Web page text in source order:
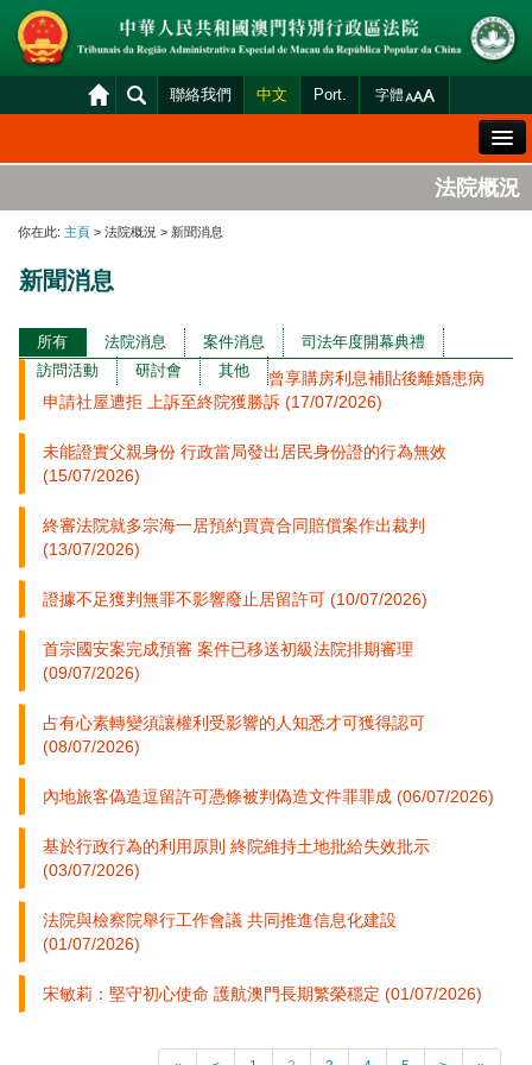
聯絡我們 中文 Port. 字體
法院概況
案件分發及排期
司法變賣
統計資料
財產申報查閱
下載區
法院電子平台
法院概況
你在此: 主頁 > 法院概況 > 新聞消息
新聞消息
所有 法院消息 案件消息
司法年度開幕典禮
訪問活動
研討會 其他
曾享購房利息補貼後離婚患病
申請社屋遭拒 上訴至終院獲勝訴 (17/07/2026)
未能證實父親身份 行政當局發出居民身份證的行為無效
(15/07/2026)
終審法院就多宗海一居預約買賣合同賠償案作出裁判
(13/07/2026)
證據不足獲判無罪不影響廢止居留許可 (10/07/2026)
首宗國安案完成預審 案件已移送初級法院排期審理
(09/07/2026)
占有心素轉變須讓權利受影響的人知悉才可獲得認可
(08/07/2026)
內地旅客偽造逗留許可憑條被判偽造文件罪罪成 (06/07/2026)
基於行政行為的利用原則 終院維持土地批給失效批示
(03/07/2026)
法院與檢察院舉行工作會議 共同推進信息化建設
(01/07/2026)
宋敏莉：堅守初心使命 護航澳門長期繁榮穩定 (01/07/2026)